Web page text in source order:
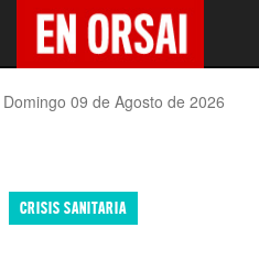
Domingo 09 de Agosto de 2026
CRISIS SANITARIA